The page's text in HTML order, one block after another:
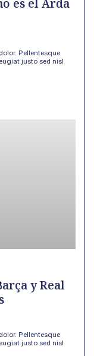
es el Arda
Pellentesque
justo sed nisl
y Real
Pellentesque
justo sed nisl